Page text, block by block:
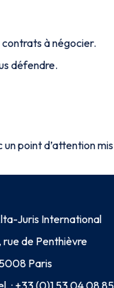
à négocier.
défendre.
point d’attention mis
Juris International
rue de Penthièvre
Paris
: +33 (0)1 53 04 08 85